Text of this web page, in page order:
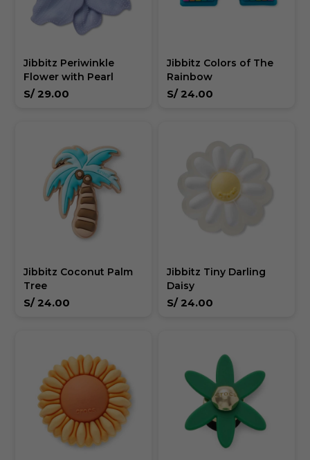
Jibbitz Periwinkle
Flower with Pearl
S/ 29.00
Jibbitz Colors of The
Rainbow
S/ 24.00
Jibbitz Coconut Palm
Tree
S/ 24.00
Jibbitz Tiny Darling
Daisy
S/ 24.00